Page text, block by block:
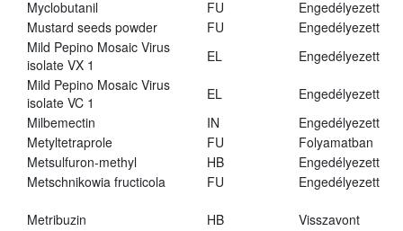
Myclobutanil FU
Engedélyezett
Mustard seeds powder
FU
Engedélyezett
Mild Pepino Mosaic Virus
isolate VX 1
EL
Engedélyezett
Mild Pepino Mosaic Virus
isolate VC 1
EL
Engedélyezett
Milbemectin
IN
Engedélyezett
Metyltetraprole
FU
Folyamatban
Metsulfuron-methyl
HB
Engedélyezett
Metschnikowia fructicola
FU Engedélyezett
Metribuzin HB Visszavont